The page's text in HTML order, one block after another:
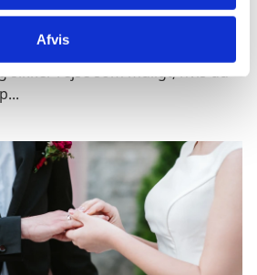
Afvis
ikke de samme forhold og
mere om, hvad du kan gøre for at
sikker rejse som muligt, hvis du